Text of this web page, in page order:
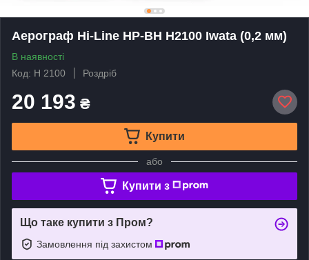
Аерограф Hi-Line HP-BH H2100 Iwata (0,2 мм)
В наявності
Код: H 2100
Роздріб
20 193 ₴
Купити
або
Купити з
Що таке купити з Пром?
Замовлення під захистом